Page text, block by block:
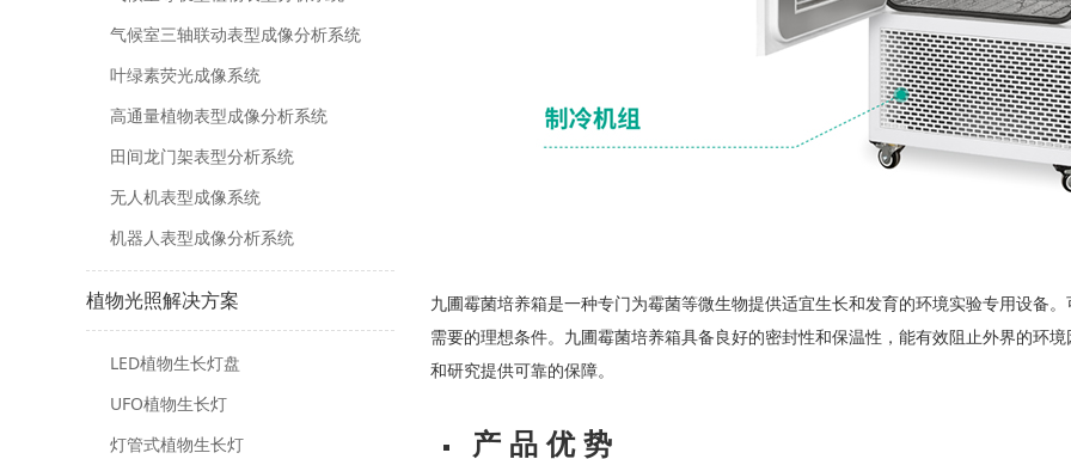
气候室三轴联动表型成像分析系统
叶绿素荧光成像系统
高通量植物表型成像分析系统
田间龙门架表型分析系统
无人机表型成像系统
机器人表型成像分析系统
植物光照解决方案
LED植物生长灯盘
UFO植物生长灯
灯管式植物生长灯
九圃霉菌培养箱是一种专门为霉菌等微生物提供适宜生长和发育的环境实验专用设备
需要的理想条件。九圃霉菌培养箱具备良好的密封性和保温性，能有效阻止外界的环
和研究提供可靠的保障。
产 品 优 势